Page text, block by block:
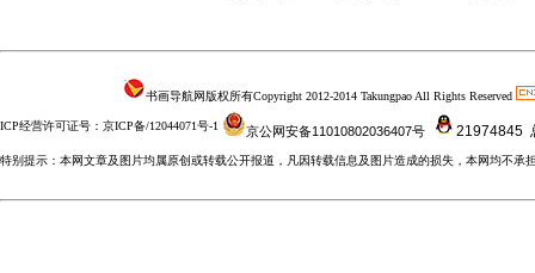
书画导航网版权所有Copyright 2012-2014 Takungpao All Rights Reserved
ICP经营许可证号：京ICP备/12044071号-1 京公网安备11010802036407号 21974845
特别提示：本网文章及图片均属原创或转载公开报道，凡因转载信息及图片造成的损失，本网均不